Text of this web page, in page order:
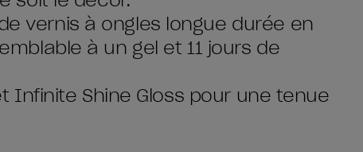
vernis à ongles longue durée en
à un gel et 11 jours de
Infinite Shine Gloss pour une tenue